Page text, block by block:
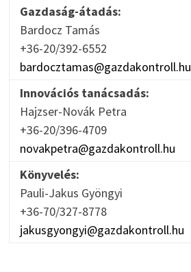
Gazdaság-átadás:
Bardocz Tamás
+36-20/392-6552
bardocztamas@gazdakontroll.hu
Innovációs tanácsadás:
Hajzser-Novák Petra
+36-20/396-4709
novakpetra@gazdakontroll.hu
Könyvelés:
Pauli-Jakus Gyöngyi
+36-70/327-8778
jakusgyongyi@gazdakontroll.hu